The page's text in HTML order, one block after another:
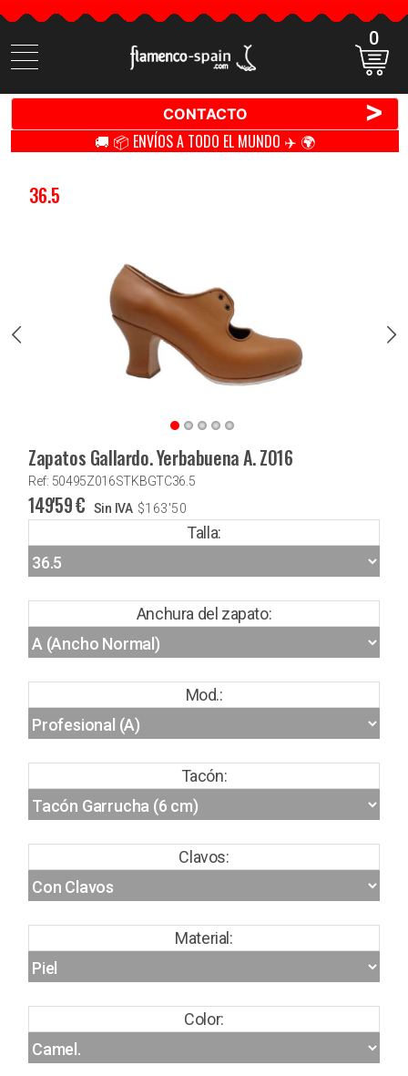
Buscar
productos
0
CONTACTO >
🚚 📦 ENVÍOS A TODO EL MUNDO ✈️ 🌍
36.5
Zapatos Gallardo. Yerbabuena A. Z016
Ref: 50495Z016STKBGTC36.5
149'59€ Sin IVA $163'50
Talla:
Anchura del zapato:
Mod.:
Tacón:
Clavos:
Material:
Color: